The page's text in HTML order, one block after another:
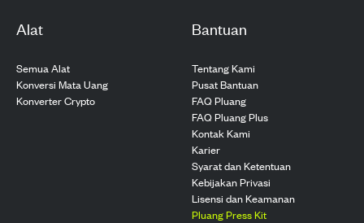
Alat
Semua Alat
Konversi Mata Uang
Konverter Crypto
Bantuan
Tentang Kami
Pusat Bantuan
FAQ Pluang
FAQ Pluang Plus
Kontak Kami
Karier
Syarat dan Ketentuan
Kebijakan Privasi
Lisensi dan Keamanan
Pluang Press Kit